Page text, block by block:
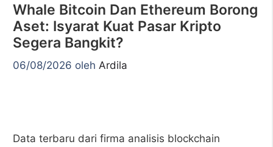
Whale Bitcoin Dan Ethereum Borong
Aset: Isyarat Kuat Pasar Kripto
Segera Bangkit?
06/08/2026 oleh Ardila
Data terbaru dari firma analisis blockchain